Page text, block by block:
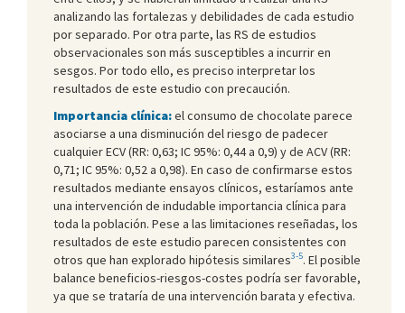
analizando las fortalezas y debilidades de cada estudio
por separado. Por otra parte, las RS de estudios
observacionales son más susceptibles a incurrir en
sesgos. Por todo ello, es preciso interpretar los
resultados de este estudio con precaución.
Importancia clínica:el consumo de chocolate parece
asociarse a una disminución del riesgo de padecer
cualquier ECV (RR: 0,63; IC 95%: 0,44 a 0,9) y de ACV (RR:
0,71; IC 95%: 0,52 a 0,98). En caso de confirmarse estos
resultados mediante ensayos clínicos, estaríamos ante
una intervención de indudable importancia clínica para
toda la población. Pese a las limitaciones reseñadas, los
resultados de este estudio parecen consistentes con
otros que han explorado hipótesis similares3-5. El posible
balance beneficios-riesgos-costes podría ser favorable,
ya que se trataría de una intervención barata y efectiva.